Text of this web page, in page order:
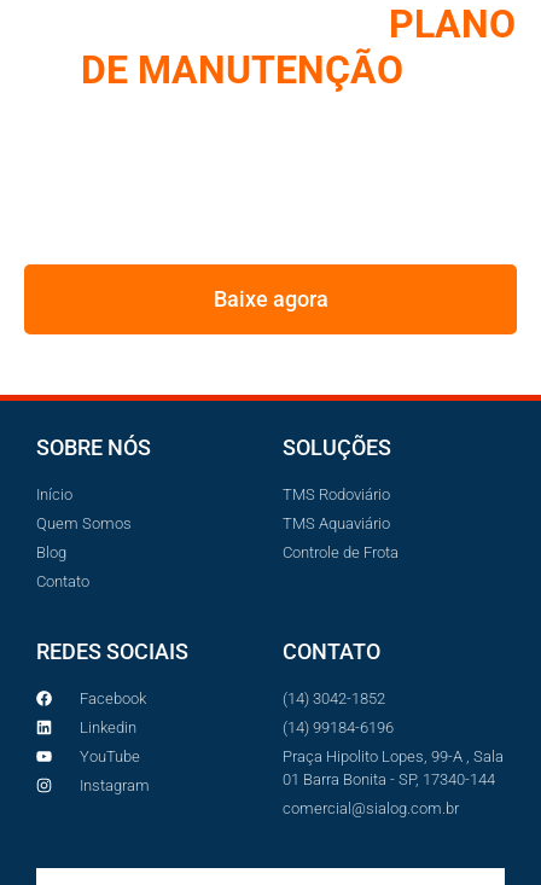
PLANO
DE MANUTENÇÃO
Baixe agora
SOBRE NÓS
Início
Quem Somos
Blog
Contato
SOLUÇÕES
TMS Rodoviário
TMS Aquaviário
Controle de Frota
REDES SOCIAIS
Facebook
Linkedin
YouTube
Instagram
CONTATO
(14) 3042-1852
(14) 99184-6196
Praça Hipolito Lopes, 99-A , Sala
01 Barra Bonita - SP, 17340-144
comercial@sialog.com.br